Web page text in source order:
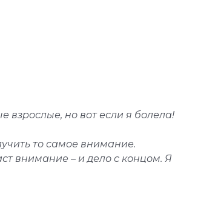
но вот если я болела!
то самое внимание.
внимание – и дело с концом. Я